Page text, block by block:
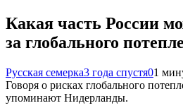
Какая часть России
за глобального
Русская семерка3 года спустя01
Говоря о рисках глобального
упоминают Нидерланды.